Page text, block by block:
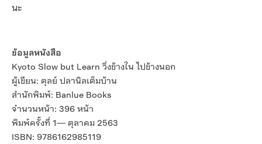
นะ
ข้อมูลหนังสือ
Kyoto Slow but Learn วิ่งข้างใน ไปข้างนอก
ผู้เขียน: ตุลย์ ปลานิลเต็มบ้าน
สำนักพิมพ์: Banlue Books
จำนวนหน้า: 396 หน้า
พิมพ์ครั้งที่ 1— ตุลาคม 2563
ISBN: 9786162985119